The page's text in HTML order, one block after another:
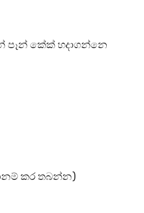
පෑන් කේක් හදාගන්නෙ
කර තබන්න)